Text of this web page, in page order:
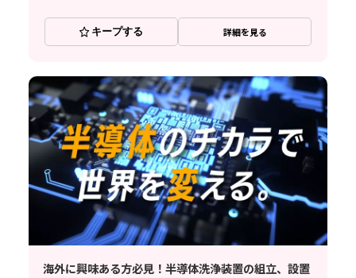
キープする 詳細を見る
海外に興味ある方必見！半導体洗浄装置の組立、設置